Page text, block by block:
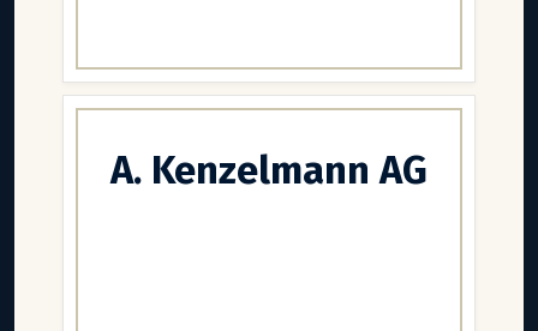
A. Kenzelmann AG